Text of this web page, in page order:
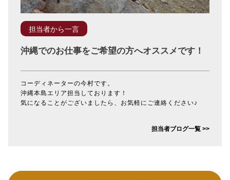
担当者から一言
沖縄でのお仕事をご希望の方へオススメです！
コーディネーターの今村です。
沖縄本島エリア担当しております！
気になることがございましたら、お気軽にご連絡ください♪
担当者ブログ一覧 >>